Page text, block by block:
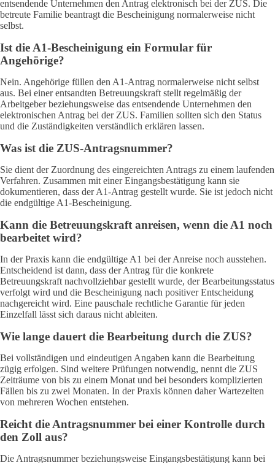
entsendende Unternehmen den Antrag elektronisch bei der ZUS. Die
betreute Familie beantragt die Bescheinigung normalerweise nicht
selbst.
Ist die A1-Bescheinigung ein Formular für
Angehörige?
Nein. Angehörige füllen den A1-Antrag normalerweise nicht selbst
aus. Bei einer entsandten Betreuungskraft stellt regelmäßig der
Arbeitgeber beziehungsweise das entsendende Unternehmen den
elektronischen Antrag bei der ZUS. Familien sollten sich den Status
und die Zuständigkeiten verständlich erklären lassen.
Was ist die ZUS-Antragsnummer?
Sie dient der Zuordnung des eingereichten Antrags zu einem laufenden
Verfahren. Zusammen mit einer Eingangsbestätigung kann sie
dokumentieren, dass der A1-Antrag gestellt wurde. Sie ist jedoch nicht
die endgültige A1-Bescheinigung.
Kann die Betreuungskraft anreisen, wenn die A1 noch
bearbeitet wird?
In der Praxis kann die endgültige A1 bei der Anreise noch ausstehen.
Entscheidend ist dann, dass der Antrag für die konkrete
Betreuungskraft nachvollziehbar gestellt wurde, der Bearbeitungsstatus
verfolgt wird und die Bescheinigung nach positiver Entscheidung
nachgereicht wird. Eine pauschale rechtliche Garantie für jeden
Einzelfall lässt sich daraus nicht ableiten.
Wie lange dauert die Bearbeitung durch die ZUS?
Bei vollständigen und eindeutigen Angaben kann die Bearbeitung
zügig erfolgen. Sind weitere Prüfungen notwendig, nennt die ZUS
Zeiträume von bis zu einem Monat und bei besonders komplizierten
Fällen bis zu zwei Monaten. In der Praxis können daher Wartezeiten
von mehreren Wochen entstehen.
Reicht die Antragsnummer bei einer Kontrolle durch
den Zoll aus?
Die Antragsnummer beziehungsweise Eingangsbestätigung kann bei